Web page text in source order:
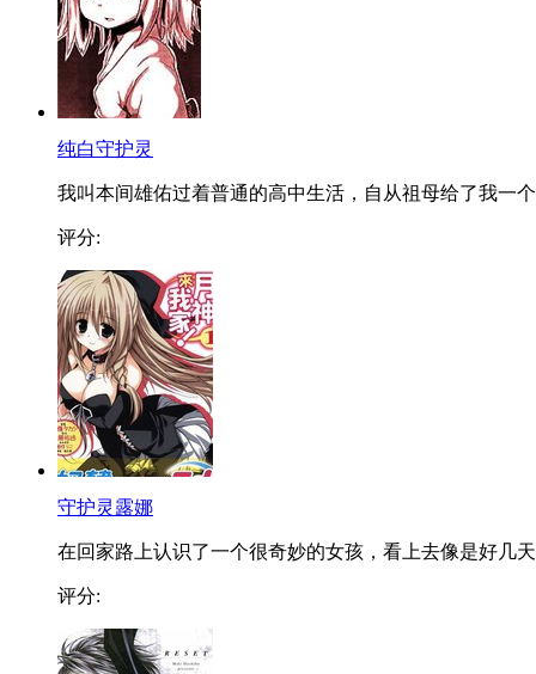
纯白守护灵
我叫本间雄佑过着普通的高中生活，自从祖母给了我一
评分:
守护灵露娜
在回家路上认识了一个很奇妙的女孩，看上去像是好几
评分: